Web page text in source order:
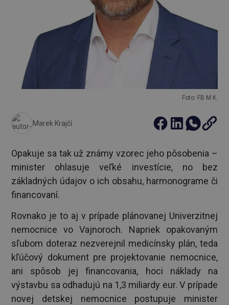
Foto: FB M.K.
Marek Krajčí
Opakuje sa tak už známy vzorec jeho pôsobenia –
minister ohlasuje veľké investície, no bez
základných údajov o ich obsahu, harmonograme či
financovaní.
Rovnako je to aj v prípade plánovanej Univerzitnej
nemocnice vo Vajnoroch. Napriek opakovaným
sľubom doteraz nezverejnil medicínsky plán, teda
kľúčový dokument pre projektovanie nemocnice,
ani spôsob jej financovania, hoci náklady na
výstavbu sa odhadujú na 1,3 miliardy eur. V prípade
novej detskej nemocnice postupuje minister